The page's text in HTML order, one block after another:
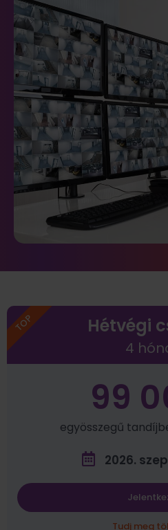
Hétvégi
4
99
egyösszegű
2026.
TOP
Tudj meg